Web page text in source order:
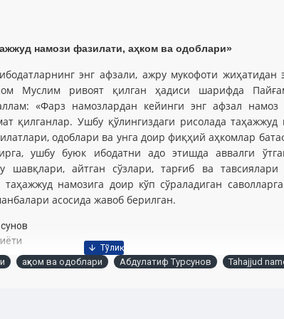
намози фазилати, аҳком ва одоблари»
энг афзали, ажру мукофоти жиҳатидан
Муслим ривоят қилган ҳадиси шарифда
«Фарз намозлардан кейинги энг афзал намоз
қилганлар. Ушбу қўлингиздаги рисолада таҳажжуд
одоблари ва унга доир фиқҳий аҳкомлар
ушбу буюк ибодатни адо этишда аввалги
шавқлари, айтган сўзлари, тарғиб ва тавсиялари
таҳажжуд намозига доир кўп сўраладиган
асосида жавоб берилган.
аҳком ва одоблари Абдулатиф Турсунов Tahajjud